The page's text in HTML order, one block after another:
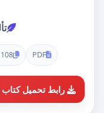
PDF 108 صفحة
رابط تحميل كتاب